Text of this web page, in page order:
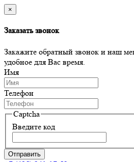
×
Заказать звонок
Закажите обратный звонок и наш
удобное для Вас время.
Имя
Телефон
Captcha
Введите код
Отправить